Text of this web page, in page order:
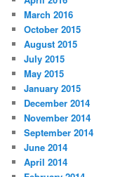
March 2016
October 2015
August 2015
July 2015
May 2015
January 2015
December 2014
November 2014
September 2014
June 2014
April 2014